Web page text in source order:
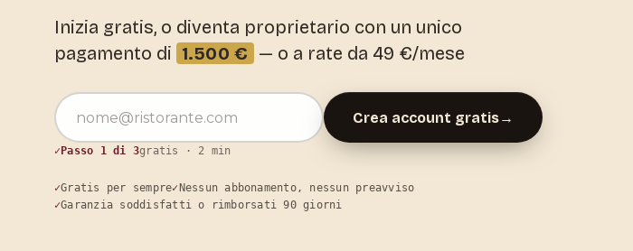
Inizia gratis, o diventa proprietario con un unico
pagamento di 1.500 € — o a rate da 49 €/mese
Indirizzo email
Crea account gratis→
Passo 1 di 3gratis · 2 min
Gratis per sempre
Nessun abbonamento, nessun preavviso
Garanzia soddisfatti o rimborsati 90 giorni